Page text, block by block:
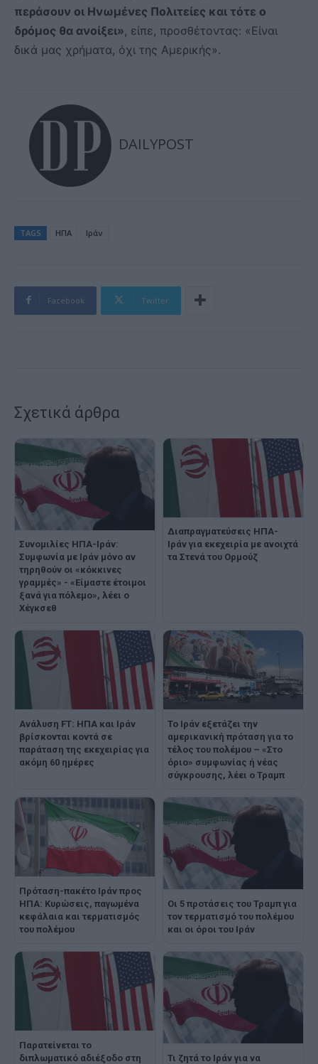
περάσουν οι Ηνωμένες Πολιτείες και τότε ο
δρόμος θα ανοίξει», είπε, προσθέτοντας: «Είναι
δικά μας χρήματα, όχι της Αμερικής».
DAILYPOST
TAGS ΗΠΑ Ιράν
Facebook Twitter
Σχετικά άρθρα
Συνομιλίες ΗΠΑ-Ιράν:
Συμφωνία με Ιράν μόνο αν
τηρηθούν οι «κόκκινες
γραμμές» - «Είμαστε έτοιμοι
ξανά για πόλεμο», λέει ο
Χέγκσεθ
Διαπραγματεύσεις ΗΠΑ-
Ιράν για εκεχειρία με ανοιχτά
τα Στενά του Ορμούζ
Ανάλυση FT: ΗΠΑ και Ιράν
βρίσκονται κοντά σε
παράταση της εκεχειρίας για
ακόμη 60 ημέρες
Το Ιράν εξετάζει την
αμερικανική πρόταση για το
τέλος του πολέμου – «Στο
όριο» συμφωνίας ή νέας
σύγκρουσης, λέει ο Τραμπ
Πρόταση-πακέτο Ιράν προς
ΗΠΑ: Κυρώσεις, παγωμένα
κεφάλαια και τερματισμός
του πολέμου
Οι 5 προτάσεις του Τραμπ για
τον τερματισμό του πολέμου
και οι όροι του Ιράν
Παρατείνεται το
διπλωματικό αδιέξοδο στη
Τι ζητά το Ιράν για να